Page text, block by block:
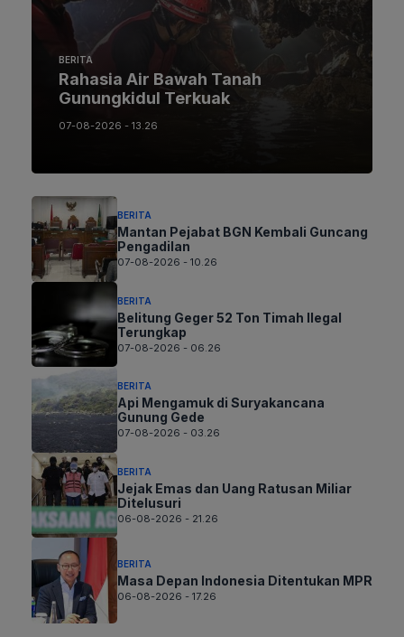
BERITA
Rahasia Air Bawah Tanah
Gunungkidul Terkuak
07-08-2026 - 13.26
BERITA
Mantan Pejabat BGN Kembali Guncang
Pengadilan
07-08-2026 - 10.26
BERITA
Belitung Geger 52 Ton Timah Ilegal
Terungkap
07-08-2026 - 06.26
BERITA
Api Mengamuk di Suryakancana
Gunung Gede
07-08-2026 - 03.26
BERITA
Jejak Emas dan Uang Ratusan Miliar
Ditelusuri
06-08-2026 - 21.26
BERITA
Masa Depan Indonesia Ditentukan MPR
06-08-2026 - 17.26